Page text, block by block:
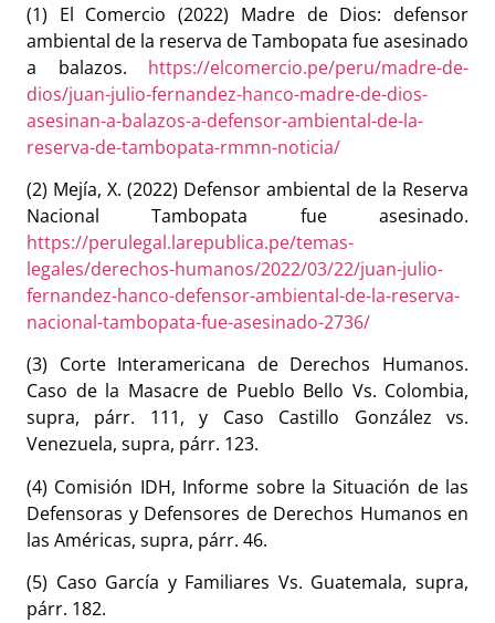
(1) El Comercio (2022) Madre de Dios: defensor
ambiental de la reserva de Tambopata fue asesinado
a balazos. https://elcomercio.pe/peru/madre-de-
dios/juan-julio-fernandez-hanco-madre-de-dios-
asesinan-a-balazos-a-defensor-ambiental-de-la-
reserva-de-tambopata-rmmn-noticia/
(2) Mejía, X. (2022) Defensor ambiental de la Reserva
Nacional Tambopata fue asesinado.
https://perulegal.larepublica.pe/temas-
legales/derechos-humanos/2022/03/22/juan-julio-
fernandez-hanco-defensor-ambiental-de-la-reserva-
nacional-tambopata-fue-asesinado-2736/
(3) Corte Interamericana de Derechos Humanos.
Caso de la Masacre de Pueblo Bello Vs. Colombia,
supra, párr. 111, y Caso Castillo González vs.
Venezuela, supra, párr. 123.
(4) Comisión IDH, Informe sobre la Situación de las
Defensoras y Defensores de Derechos Humanos en
las Américas, supra, párr. 46.
(5) Caso García y Familiares Vs. Guatemala, supra,
párr. 182.